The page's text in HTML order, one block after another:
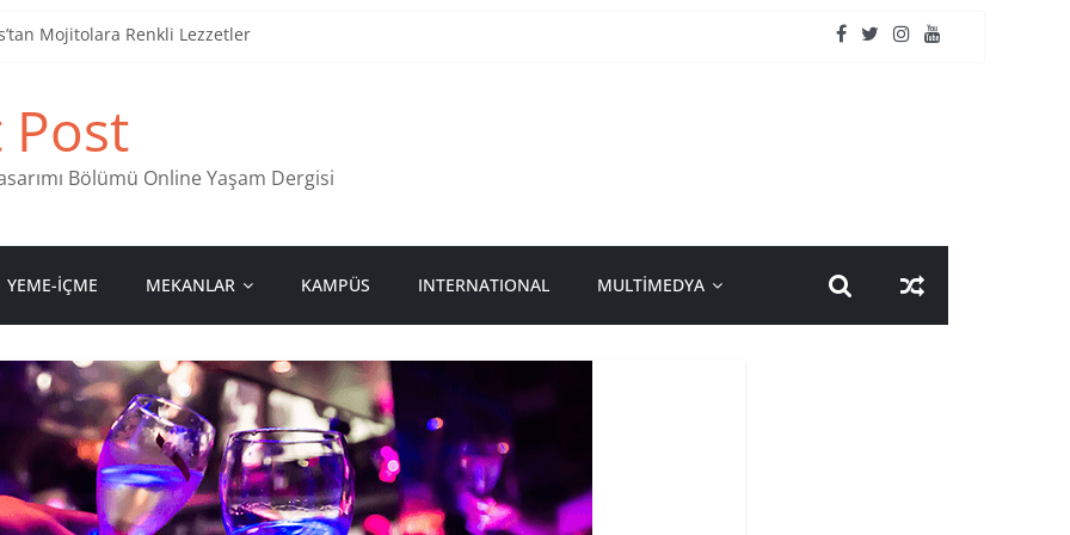
Mojitolara Renkli Lezzetler
Stamps in Ankara
Bölümü Online Yaşam Dergisi
YEME-İÇME MEKANLAR KAMPÜS INTERNATIONAL MULTİMEDYA